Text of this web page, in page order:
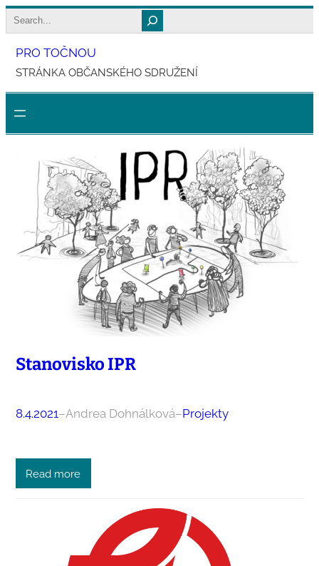
Přeskočit
na
obsah
Search
PRO TOČNOU
STRÁNKA OBČANSKÉHO SDRUŽENÍ
Stanovisko IPR
8.4.2021–Andrea Dohnálková–Projekty
Read more